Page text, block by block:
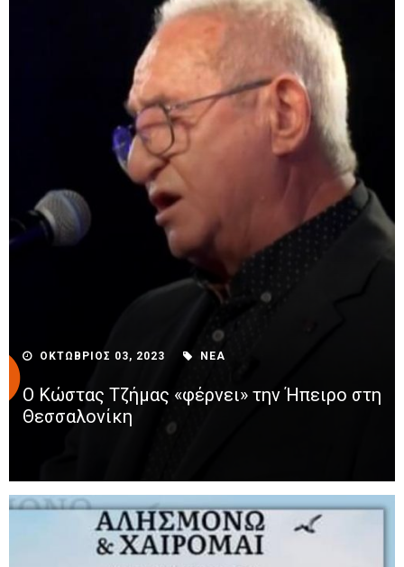
ΟΚΤΩΒΡΙΟΣ 03, 2023 ΝΕΑ
Ο Κώστας Τζήμας «φέρνει» την Ήπειρο στη
Θεσσαλονίκη